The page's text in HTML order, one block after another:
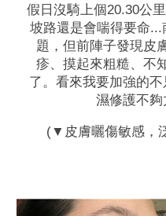
假日沒騎上個20.30公
坡路還是會喘得要命
題，但前陣子發現皮
疹、摸起來粗糙、不
了。看來我要加強的
濕修護不夠
(▼皮膚曬傷敏感，